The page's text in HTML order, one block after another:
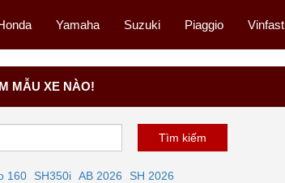
Yamaha Suzuki Piaggio Vinfast
MẪU XE NÀO!
160 SH350i AB 2026 SH 2026